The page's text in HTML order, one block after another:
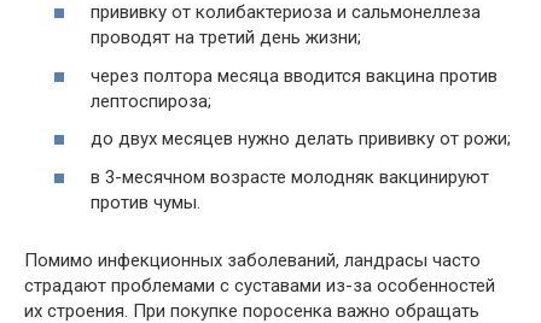
прививку от колибактериоза и сальмонеллеза
проводят на третий день жизни;
через полтора месяца вводится вакцина против
лептоспироза;
до двух месяцев нужно делать прививку от рожи;
в 3-месячном возрасте молодняк вакцинируют
против чумы.
Помимо инфекционных заболеваний, ландрасы часто
страдают проблемами с суставами из-за особенностей
их строения. При покупке поросенка важно обращать